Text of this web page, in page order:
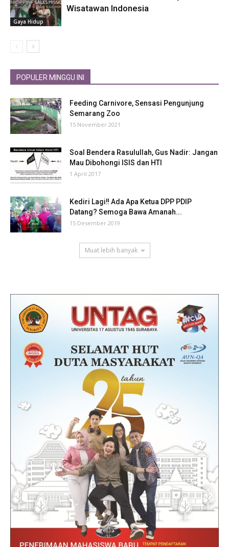
Gaya Hidup
Wisatawan Indonesia
POPULER MINGGU INI
Feeding Carnivore, Sensasi Pengunjung
Semarang Zoo
15 November 2021
Soal Bendera Rasulullah, Gus Nadir: Jangan
Mau Dibohongi ISIS dan HTI
1 April 2017
Kediri Lagi‼ Ada Apa Ketua DPP PDIP
Datang? Semoga Bawa Amanah...
15 Desember 2019
Muat lebih banyak